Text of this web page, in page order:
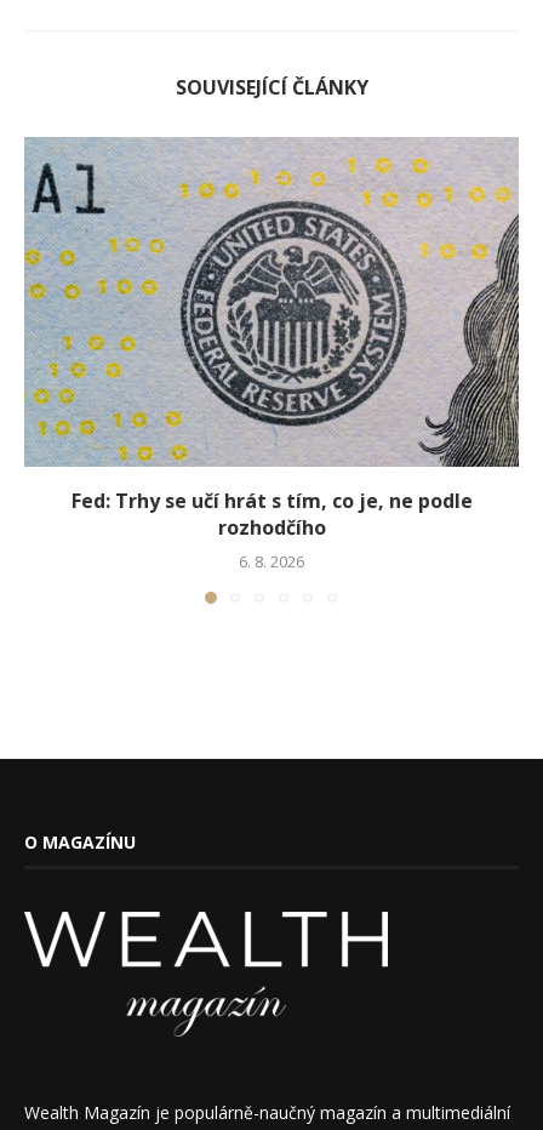
SOUVISEJÍCÍ ČLÁNKY
Fed: Trhy se učí hrát s tím, co je, ne podle
rozhodčího
6. 8. 2026
O MAGAZÍNU
Wealth Magazín je populárně-naučný magazín a multimediální